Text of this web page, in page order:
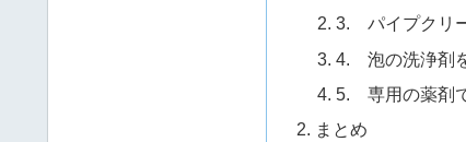
3. パイプクリ
4. 泡の洗浄剤
5. 専用の薬剤
まとめ